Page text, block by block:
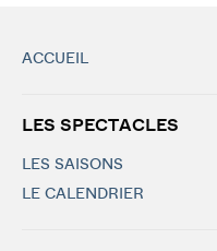
ACCUEIL
LES SPECTACLES
LES SAISONS
LE CALENDRIER